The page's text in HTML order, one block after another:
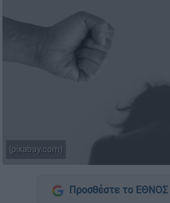
(pixabay.com)
Προσθέστε το ΕΘΝΟΣ